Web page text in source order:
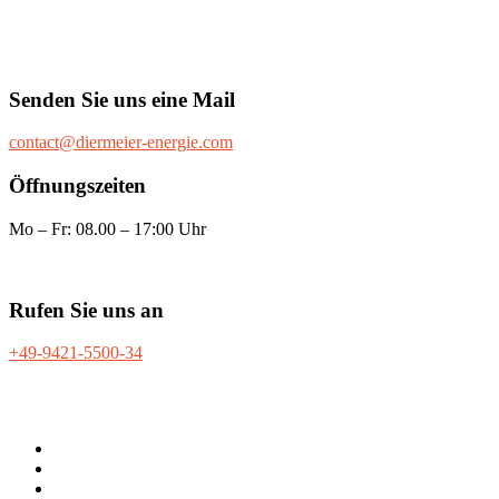
Senden Sie uns eine Mail
contact@diermeier-energie.com
Öffnungszeiten
Mo – Fr: 08.00 – 17:00 Uhr
Rufen Sie uns an
+49-9421-5500-34